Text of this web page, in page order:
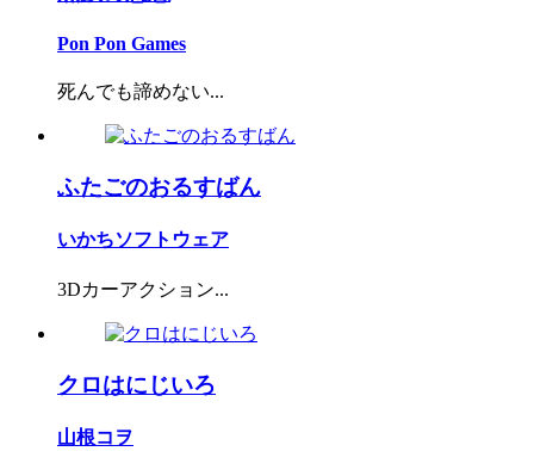
Pon Pon Games
死んでも諦めない...
ふたごのおるすばん
いかちソフトウェア
3Dカーアクション...
クロはにじいろ
山根コヲ